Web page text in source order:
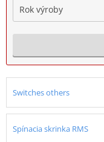
Rok výroby
Switches others
Spínacia skrinka RMS